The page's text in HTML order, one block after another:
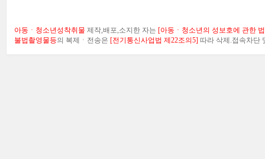
아동ㆍ청소년성착취물 제작,배포,소지한 자는 [아동ㆍ청소년의 성보호에 관한
불법촬영물등의 복제ㆍ전송은 [전기통신사업법 제22조의5] 따라 삭제.접속차단